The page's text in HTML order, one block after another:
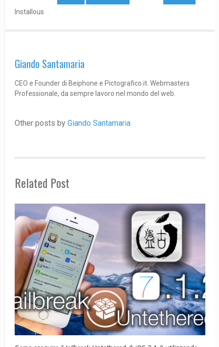
Installous
Giando Santamaria
CEO e Founder di Beiphone e Pictografico.it. Webmasters
Professionale, da sempre lavoro nel mondo del web.
Other posts by Giando Santamaria
Related Post